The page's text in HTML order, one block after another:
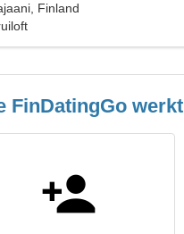
Finland
FinDatingGo werkt